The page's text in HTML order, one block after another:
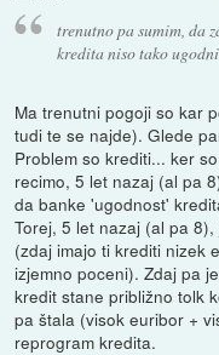
trenutno pa sumim, da
kredita niso tako
Ma trenutni pogoji so kar
tudi te se najde). Glede
Problem so krediti... ker
recimo, 5 let nazaj (al pa
da banke 'ugodnost'
Torej, 5 let nazaj (al pa
(zdaj imajo ti krediti nizek
izjemno poceni). Zdaj pa
kredit stane približno tolk
pa štala (visok euribor +
reprogram kredita.